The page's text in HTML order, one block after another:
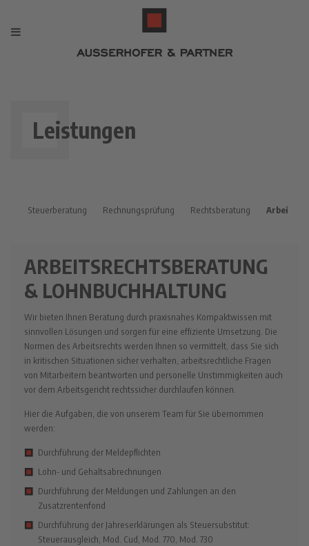
Leistungen
Steuerberatung Rechnungsprüfung Rechtsberatung
ARBEITSRECHTSBERATUNG
& LOHNBUCHHALTUNG
Wir bieten Ihnen Beratung durch praxisnahes Kompaktwissen mit
sinnvollen Lösungen und sorgen für eine effiziente Umsetzung. Die
Normen des Arbeitsrechts werden Ihnen so vermittelt, dass Sie sich
in kritischen Situationen sicher verhalten, arbeitsrechtliche Fragen
von Mitarbeitern beantworten und personelle Unstimmigkeiten auch
vor dem Arbeitsgericht rechtssicher durchlaufen können.
Hier die Aufgaben, die von unserem Team für Sie übernommen
werden:
Durchführung der Meldepflichten
Lohn- und Gehaltsabrechnungen
Durchführung der Meldungen und Zahlungen an den
Zusatzrentenfond
Durchführung der Jahreserklärungen als Steuersubstitut:
Steuerausgleich, Mod. Cud, Mod. 770, Mod. 730